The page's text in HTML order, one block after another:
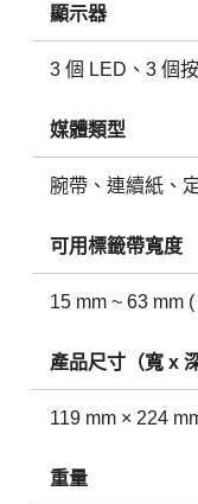
顯示器
3 個 LED、3 個
媒體類型
腕帶、連續紙、
可用標籤帶寬度
15 mm ~ 63 mm
產品尺寸（寬 x
119 mm × 224
重量